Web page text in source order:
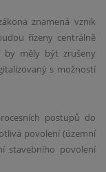
znamená vznik
řízeny centrálně
by měly být zrušeny
s možností
postupů do
povolení (územní
stavebního povolení